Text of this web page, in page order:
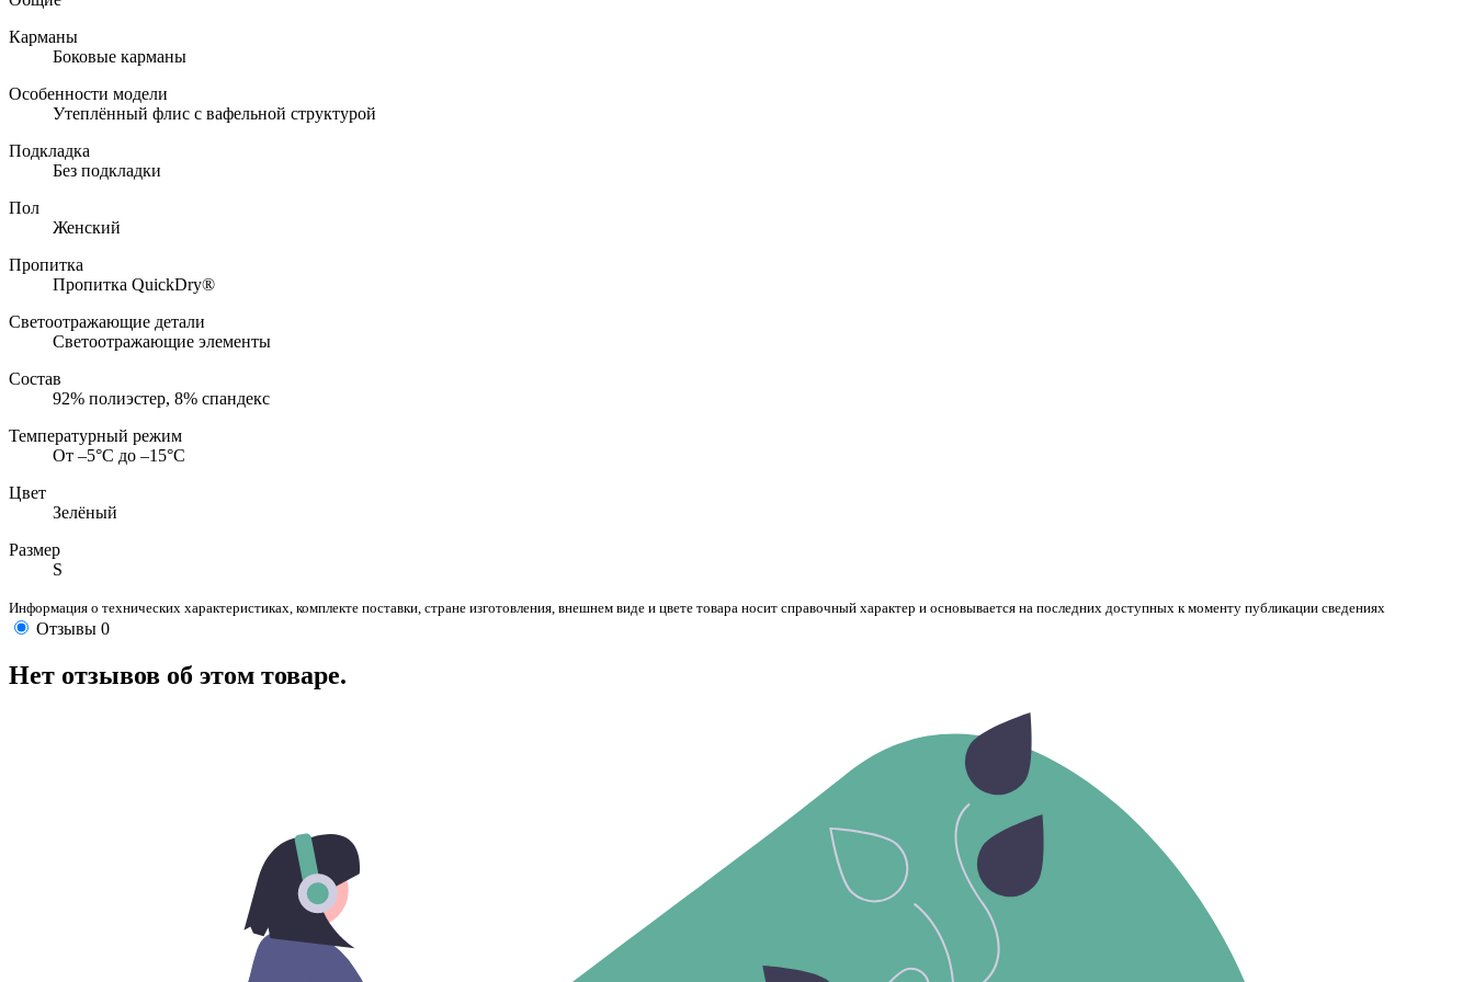
Карманы
Боковые карманы
Особенности модели
Утеплённый флис с вафельной структурой
Подкладка
Без подкладки
Пол
Женский
Пропитка
Пропитка QuickDry®
Светоотражающие детали
Светоотражающие элементы
Состав
92% полиэстер, 8% спандекс
Температурный режим
От –5°С до –15°С
Цвет
Зелёный
Размер
S
Информация о технических характеристиках, комплекте поставки, стране изготовления, внешнем виде и цвете товара носит справочный характер и основывается на последних доступных к моменту публикации сведениях
Отзывы 0
Нет отзывов об этом товаре.